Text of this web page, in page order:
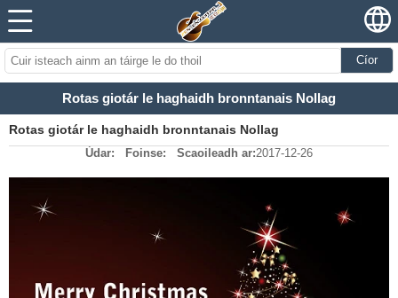
Cíor
Rotas giotár le haghaidh bronntanais Nollag
Rotas giotár le haghaidh bronntanais Nollag
Údar: Foinse: Scaoileadh ar:2017-12-26